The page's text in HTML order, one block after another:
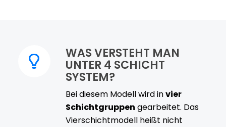
WAS VERSTEHT MAN
UNTER 4 SCHICHT
SYSTEM?
Bei diesem Modell wird invier
Schichtgruppen gearbeitet. Das
Vierschichtmodell heißt nicht